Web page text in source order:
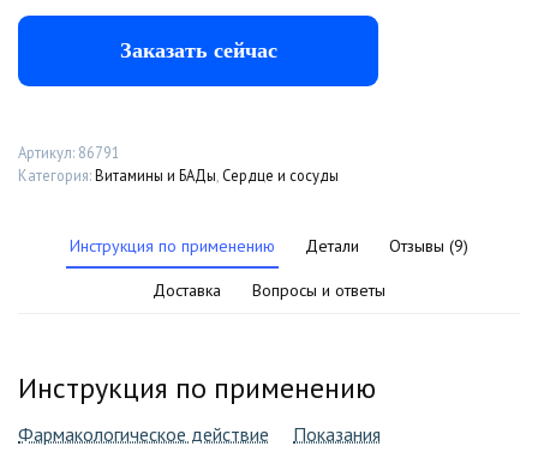
Заказать сейчас
Артикул: 86791
Категория:Витамины и БАДы Сердце и сосуды
Инструкция по применению Детали Отзывы (9)
Доставка Вопросы и ответы
Инструкция по применению
Фармакологическое действие
Показания